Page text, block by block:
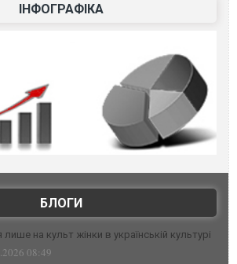
ІНФОГРАФІКА
БЛОГИ
лише на культ жінки в українській культурі
08:49